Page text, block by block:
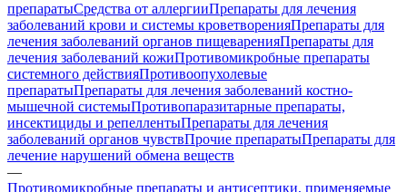
препаратыСредства от аллергииПрепараты для лечения
заболеваний крови и системы кроветворенияПрепараты для
лечения заболеваний органов пищеваренияПрепараты для
лечения заболеваний кожиПротивомикробные препараты
системного действияПротивоопухолевые
препаратыПрепараты для лечения заболеваний костно-
мышечной системыПротивопаразитарные препараты,
инсектициды и репеллентыПрепараты для лечения
заболеваний органов чувствПрочие препаратыПрепараты для
лечение нарушений обмена веществ
—
Противомикробные препараты и антисептики, применяемые